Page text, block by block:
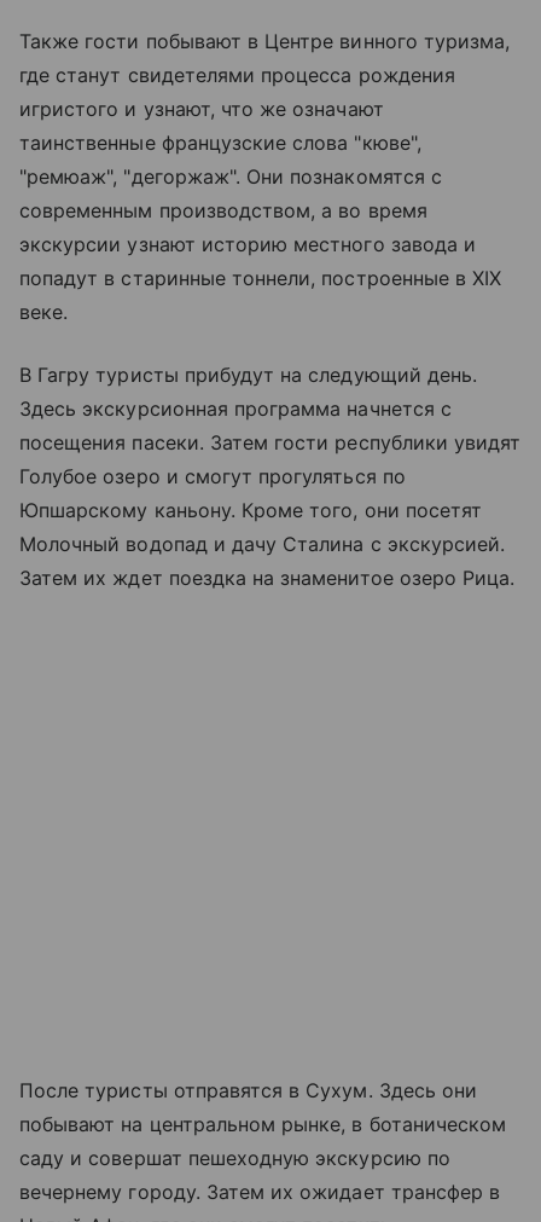
Также гости побывают в Центре винного туризма,
где станут свидетелями процесса рождения
игристого и узнают, что же означают
таинственные французские слова "кюве",
"ремюаж", "дегоржаж". Они познакомятся с
современным производством, а во время
экскурсии узнают историю местного завода и
попадут в старинные тоннели, построенные в XIX
веке.
В Гагру туристы прибудут на следующий день.
Здесь экскурсионная программа начнется с
посещения пасеки. Затем гости республики увидят
Голубое озеро и смогут прогуляться по
Юпшарскому каньону. Кроме того, они посетят
Молочный водопад и дачу Сталина с экскурсией.
Затем их ждет поездка на знаменитое озеро Рица.
После туристы отправятся в Сухум. Здесь они
побывают на центральном рынке, в ботаническом
саду и совершат пешеходную экскурсию по
вечернему городу. Затем их ожидает трансфер в